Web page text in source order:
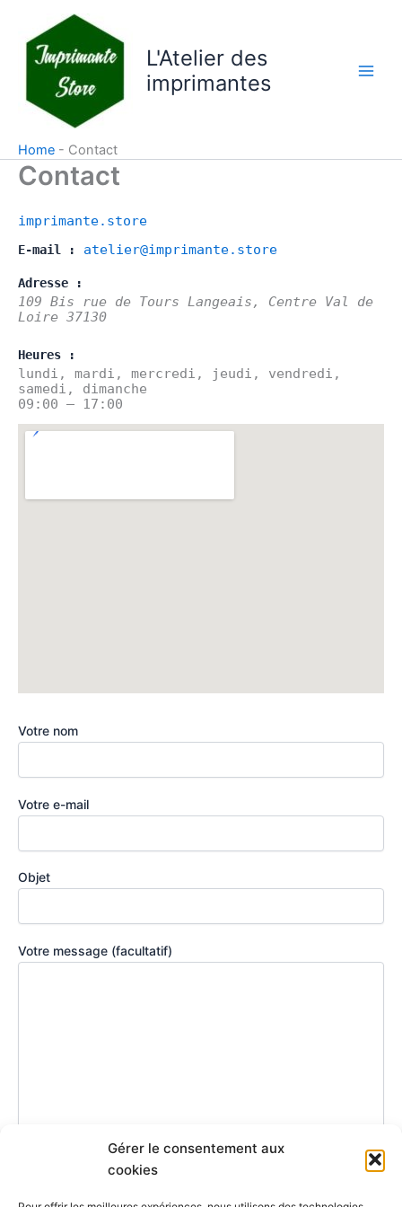
Gérer le consentement aux
cookies
contenu
L'Atelier des
imprimantes
Home - Contact
Contact
imprimante.store
E-mail : atelier@imprimante.store
Adresse :
109 Bis rue de Tours Langeais , Centre Val de
Loire 37130
Heures :
lundi, mardi, mercredi, jeudi, vendredi,
samedi, dimanche
09:00 – 17:00
Votre nom
Votre e-mail
Objet
Votre message (facultatif)